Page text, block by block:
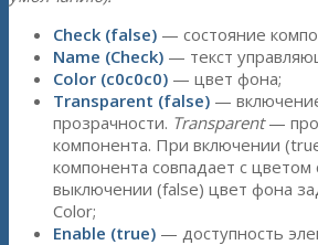
Check (false) — состояние
Name (Check) — текст
Color (c0c0c0) — цвет фона;
Transparent (false) —
прозрачности. Transparent—
компонента. При включении
компонента совпадает с
выключении (false) цвет фона
Color;
Enable (true) — доступность